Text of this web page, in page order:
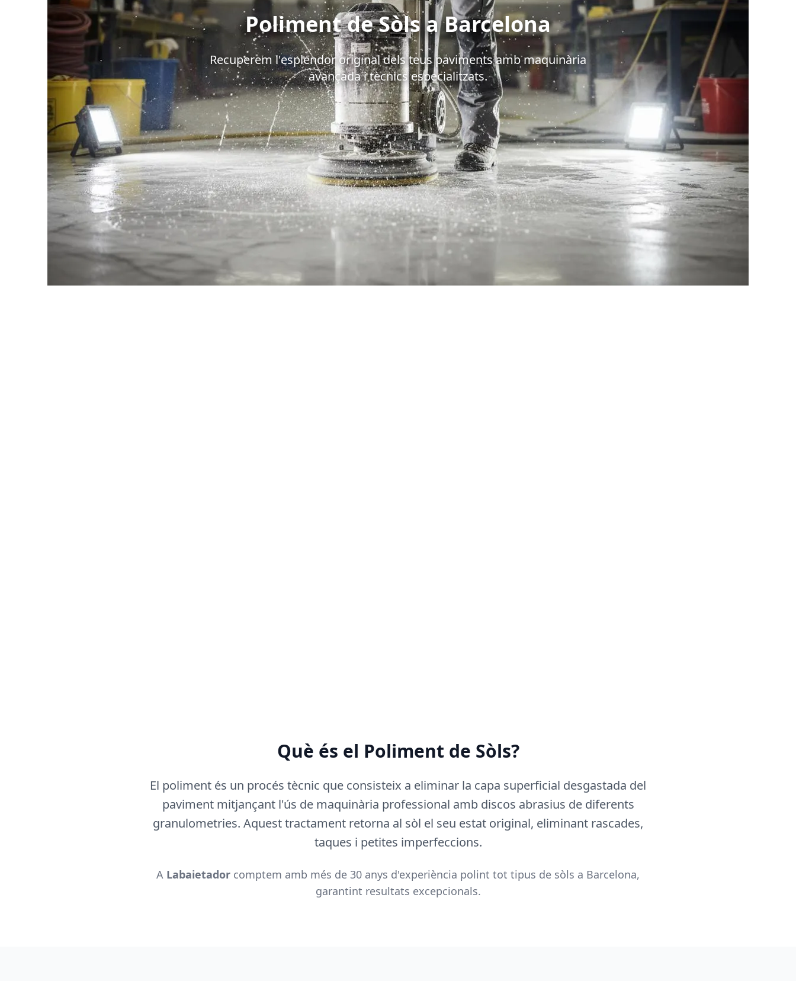
Poliment de Sòls a Barcelona
Recuperem l'esplendor original dels teus paviments amb maquinària
avançada i tècnics especialitzats.
Què és el Poliment de Sòls?
El poliment és un procés tècnic que consisteix a eliminar la capa superficial desgastada del
paviment mitjançant l'ús de maquinària professional amb discos abrasius de diferents
granulometries. Aquest tractament retorna al sòl el seu estat original, eliminant rascades,
taques i petites imperfeccions.
A Labaietador comptem amb més de 30 anys d'experiència polint tot tipus de sòls a Barcelona,
garantint resultats excepcionals.